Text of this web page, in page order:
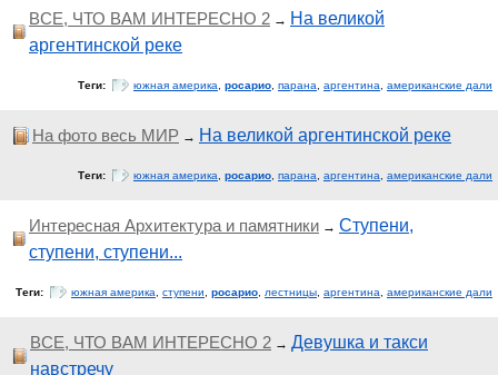
ВСЕ, ЧТО ВАМ ИНТЕРЕСНО 2 → На великой
аргентинской реке
Теги: южная америка росарио парана аргентина американские дали
На фото весь МИР → На великой аргентинской реке
Теги: южная америка росарио парана аргентина американские дали
Интересная Архитектура и памятники → Ступени,
ступени, ступени...
Теги: южная америка ступени росарио лестницы аргентина американские дали
ВСЕ, ЧТО ВАМ ИНТЕРЕСНО 2 → Девушка и такси
навстречу